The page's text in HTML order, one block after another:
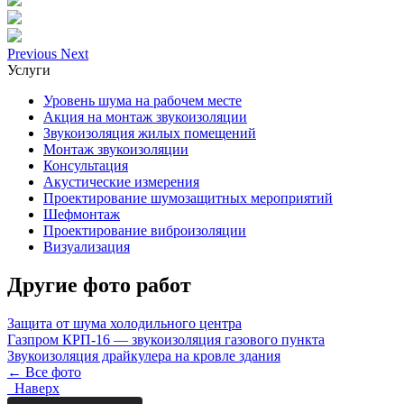
Previous Next
Услуги
Уровень шума на рабочем месте
Акция на монтаж звукоизоляции
Звукоизоляция жилых помещений
Монтаж звукоизоляции
Консультация
Акустические измерения
Проектирование шумозащитных мероприятий
Шефмонтаж
Проектирование виброизоляции
Визуализация
Другие фото работ
Защита от шума холодильного центра
Газпром КРП-16 — звукоизоляция газового пункта
Звукоизоляция драйкулера на кровле здания
← Все фото
Наверх